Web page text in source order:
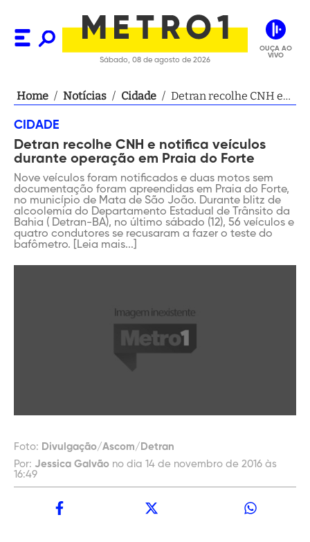
Sábado, 08 de agosto de 2026
OUÇA AO
VIVO
Home / Notícias / Cidade / Detran recolhe CNH e
Praia do Forte
CIDADE
Detran recolhe CNH e notifica veículos
durante operação em Praia do Forte
Nove veículos foram notificados e duas motos sem
documentação foram apreendidas em Praia do Forte,
no município de Mata de São João. Durante blitz de
alcoolemia do Departamento Estadual de Trânsito da
Bahia ( Detran-BA), no último sábado (12), 56 veículos e
quatro condutores se recusaram a fazer o teste do
bafômetro. [Leia mais...]
Foto: Divulgação/Ascom/Detran
Por: Jessica Galvão no dia 14 de novembro de 2016 às
16:49